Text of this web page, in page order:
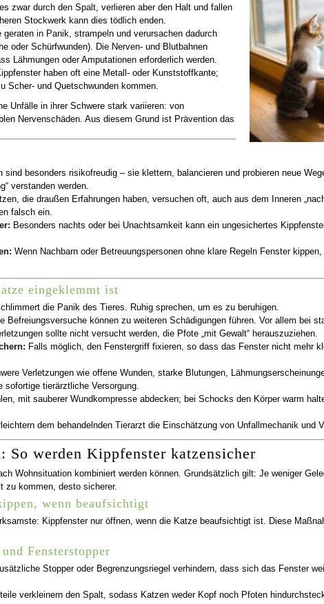
zwar durch den Spalt, verlieren aber den Halt und fallen
Stockwerk kann dies tödlich enden.
geraten in Panik, strampeln und verursachen dadurch
oder Schürfwunden). Die Nerven- und Blutbahnen
Lähmungen oder Amputationen erforderlich werden.
haben oft eine Metall- oder Kunststoffkante;
Scher- und Quetschwunden kommen.
Unfälle in ihrer Schwere stark variieren: von
Nervenschäden. Aus diesem Grund ist Prävention das
sind besonders risikofreudig – sie klettern, balancieren und probieren neue
verstanden werden.
die draußen Erfahrungen haben, versuchen oft, auch aus dem Inneren
falsch ein.
Besonders nachts oder bei Unachtsamkeit kann ein ungesichertes
Wenn Nachbarn oder Betreuungspersonen ohne klare Regeln Fenster
eingeklemmt ist
die Panik des Tieres. Ruhig sprechen, um es zu beruhigen.
Befreiungsversuche können zu weiteren Schädigungen führen. Vor allem bei
sollte nicht versucht werden, die Pfote „mit Gewalt“ herauszuziehen.
Falls möglich, den Fenstergriff fixieren, so dass das Fenster nicht mehr
Verletzungen wie offene Wunden, starke Blutungen,
sofortige tierärztliche Versorgung.
mit sauberer Wundkompresse abdecken; bei Schocks den Körper warm
dem behandelnden Tierarzt die Einschätzung von Unfallmechanik und
So werden Kippfenster katzensicher
Wohnsituation kombiniert werden können. Grundsätzlich gilt: Je weniger
zu kommen, desto sicherer.
wenn beaufsichtigt
Kippfenster nur öffnen, wenn die Katze beaufsichtigt ist. Diese
Fensterstopper
Stopper oder Begrenzungsriegel verhindern, dass sich das Fenster
verkleinern den Spalt, sodass Katzen weder Kopf noch Pfoten